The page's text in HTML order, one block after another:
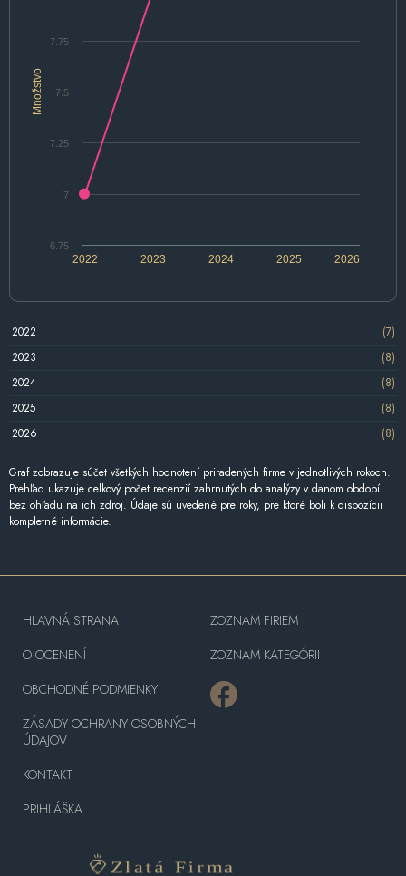
Množstvo
2025
2022 2023 2024 2026
6.75
7
7.25
7.5
7.75
2022
(7)
2023
(8)
2024
(8)
2025
(8)
2026
(8)
Graf zobrazuje súčet všetkých hodnotení priradených firme v jednotlivých rokoch.
Prehľad ukazuje celkový počet recenzií zahrnutých do analýzy v danom období
bez ohľadu na ich zdroj. Údaje sú uvedené pre roky, pre ktoré boli k dispozícii
kompletné informácie.
HLAVNÁ STRANA
O OCENENÍ
OBCHODNÉ PODMIENKY
ZÁSADY OCHRANY OSOBNÝCH
ÚDAJOV
KONTAKT
PRIHLÁŠKA
ZOZNAM FIRIEM
ZOZNAM KATEGÓRII